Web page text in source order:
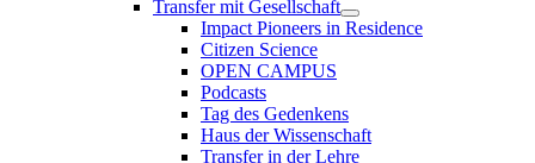
Transfer mit Gesellschaft
Impact Pioneers in Residence
Citizen Science
OPEN CAMPUS
Podcasts
Tag des Gedenkens
Haus der Wissenschaft
Transfer in der Lehre